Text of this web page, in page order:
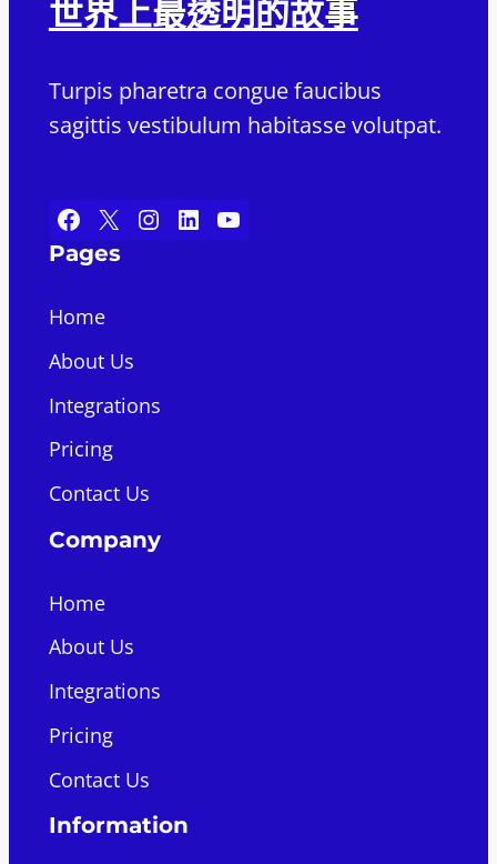
世界上最透明的故事
Turpis pharetra congue faucibus
sagittis vestibulum habitasse volutpat.
Facebook X Instagram LinkedIn YouTube
Pages
Home
About Us
Integrations
Pricing
Contact Us
Company
Home
About Us
Integrations
Pricing
Contact Us
Information